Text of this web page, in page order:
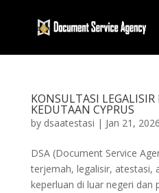
KONSULTASI
KEDUTAAN CYPRUS
by dsaatestasi | Jan 21, 2026
DSA (Document Service
terjemah, legalisir, atestasi,
keperluan di luar negeri dan